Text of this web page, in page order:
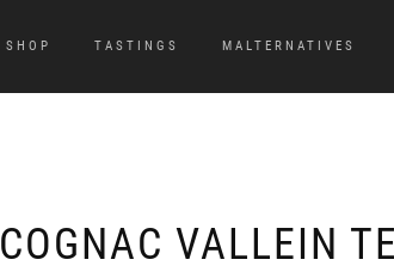
SHOP TASTINGS MALTERNATIVES
COGNAC VALLEIN